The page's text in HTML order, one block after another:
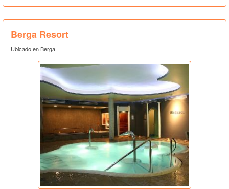
Berga Resort
Ubicado en Berga